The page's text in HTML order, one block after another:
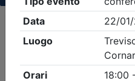
Criteri di ricerca applicati:
- Tipo Ordine/collegio: